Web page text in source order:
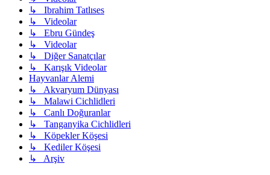
↳ Ibrahim Tatlıses
↳ Videolar
↳ Ebru Gündeş
↳ Videolar
↳ Diğer Sanatçılar
↳ Karışık Videolar
Hayvanlar Alemi
↳ Akvaryum Dünyası
↳ Malawi Cichlidleri
↳ Canlı Doğuranlar
↳ Tanganyika Cichlidleri
↳ Köpekler Köşesi
↳ Kediler Köşesi
↳ Arşiv